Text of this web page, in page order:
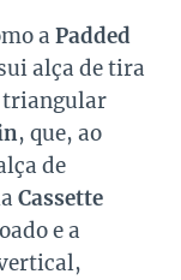
a Padded
alça de tira
triangular
, que, ao
de
Cassette
e a